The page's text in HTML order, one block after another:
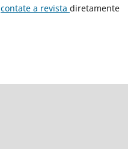
contate a revista diretamente